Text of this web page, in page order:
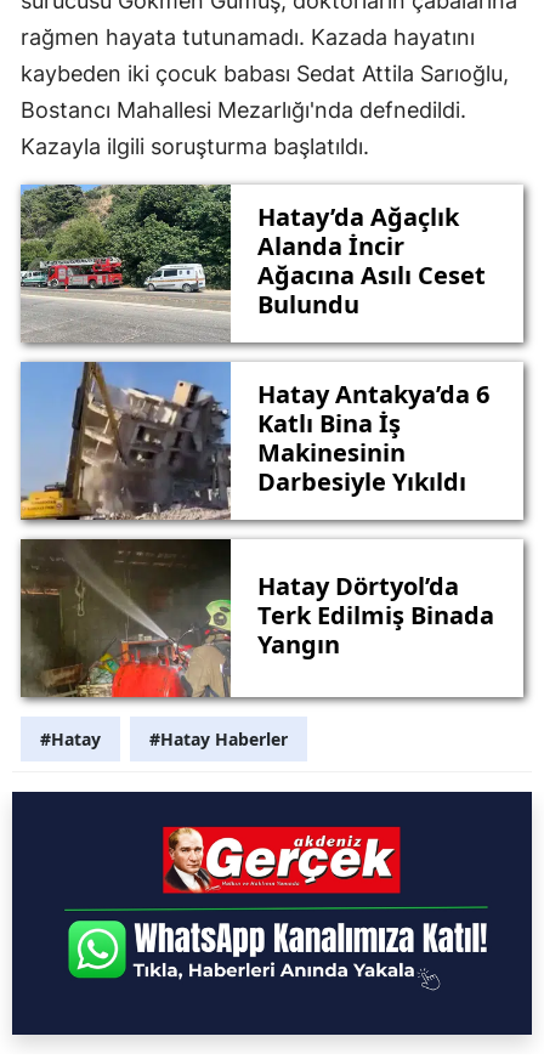
rağmen hayata tutunamadı. Kazada hayatını
kaybeden iki çocuk babası Sedat Attila Sarıoğlu,
Bostancı Mahallesi Mezarlığı'nda defnedildi.
Kazayla ilgili soruşturma başlatıldı.
Hatay’da Ağaçlık
Alanda İncir
Ağacına Asılı Ceset
Bulundu
Hatay Antakya’da 6
Katlı Bina İş
Makinesinin
Darbesiyle Yıkıldı
Hatay Dörtyol’da
Terk Edilmiş Binada
Yangın
#Hatay #Hatay Haberler